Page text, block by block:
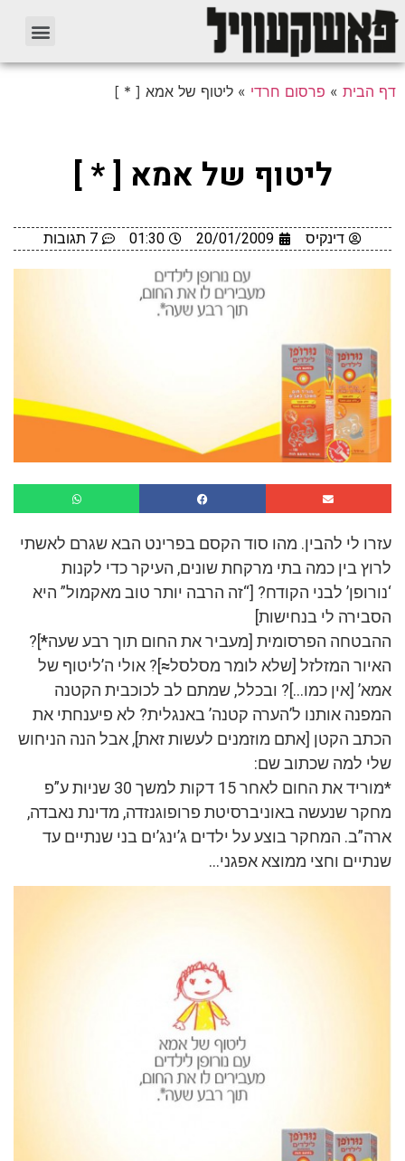
דף הבית » פרסום חרדי » ליטוף של אמא [ * ]
ליטוף של אמא [ * ]
דינקיס 20/01/2009
01:30 7 תגובות
עזרו לי להבין. מהו סוד הקסם בפרינט הבא שגרם לאשתי
לרוץ בין כמה בתי מרקחת שונים, העיקר כדי לקנות
‘נורופן’ לבני הקודח? [“זה הרבה יותר טוב מאקמול” היא
הסבירה לי בנחישות]
ההבטחה הפרסומית [מעביר את החום תוך רבע שעה*
]?
האיור המזלזל [שלא לומר מסלסל≈]? אולי ה’ליטוף של
אמא’ [אין כמו…]? ובכלל, שמתם לב לכוכבית הקטנה
המפנה אותנו ל’הערה קטנה’ באנגלית? לא פיענחתי את
הכתב הקטן [אתם מוזמנים לעשות זאת], אבל הנה הניחוש
שלי למה שכתוב שם:
*מוריד את החום לאחר 15 דקות למשך 30 שניות ע”פ
מחקר שנעשה באוניברסיטת פרופוגנזדה, מדינת נאבדה,
ארה”ב. המחקר בוצע על ילדים ג’ינג’ים בני שנתיים עד
שנתיים וחצי ממוצא אפגני…